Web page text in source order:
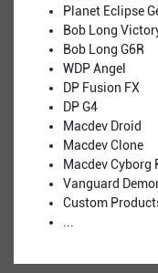
Planet Eclipse
Bob Long
Bob Long G6R
WDP Angel
DP Fusion FX
DP G4
​Macdev Droid
​Macdev Clone
Macdev Cyborg
Vanguard
Custom